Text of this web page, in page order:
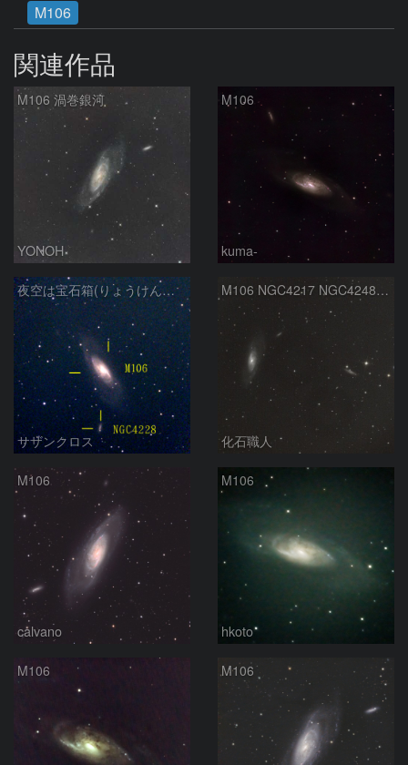
M106
関連作品
M106 渦巻銀河
YONOH
M106
kuma-
夜空は宝石箱(りょうけん座 M106) Seestar50
サザンクロス
M106 NGC4217 NGC4248 りょうけん座
化石職人
M106
calvano
M106
hkoto
M106 M106